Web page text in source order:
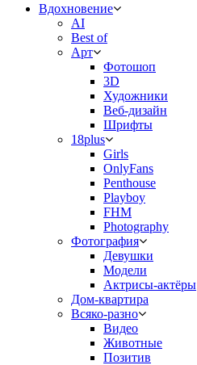
Вдохновение
AI
Best of
Арт
Фотошоп
3D
Художники
Веб-дизайн
Шрифты
18plus
Girls
OnlyFans
Penthouse
Playboy
FHM
Photography
Фотография
Девушки
Модели
Актрисы-актёры
Дом-квартира
Всяко-разно
Видео
Животные
Позитив